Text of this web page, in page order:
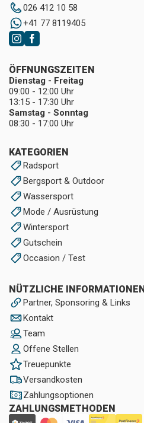
026 412 10 58
+41 77 8119405
KATEGORIEN
Radsport
Bergsport & Outdoor
Wassersport
Mode / Ausrüstung
Wintersport
Gutschein
Occasion / Test
NÜTZLICHE INFORMATIONEN
Partner, Sponsoring & Links
Kontakt
Team
Offene Stellen
Treuepunkte
Versandkosten
Zahlungsoptionen
ZAHLUNGSMETHODEN
ÖFFNUNGSZEITEN
Dienstag - Freitag
09:00 - 12:00 Uhr
13:15 - 17:30 Uhr
Samstag - Sonntag
08:30 - 17:00 Uhr